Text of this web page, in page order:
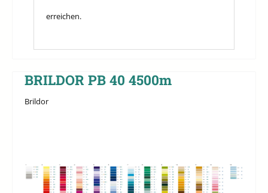
erreichen.
BRILDOR PB 40 4500m
Brildor